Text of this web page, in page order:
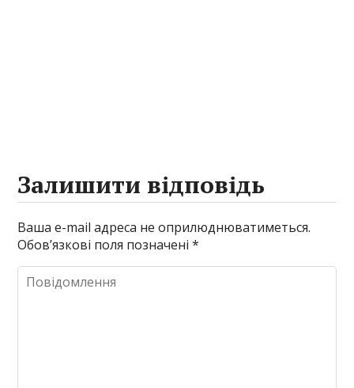
Залишити відповідь
Ваша e-mail адреса не оприлюднюватиметься.
Обов’язкові поля позначені*